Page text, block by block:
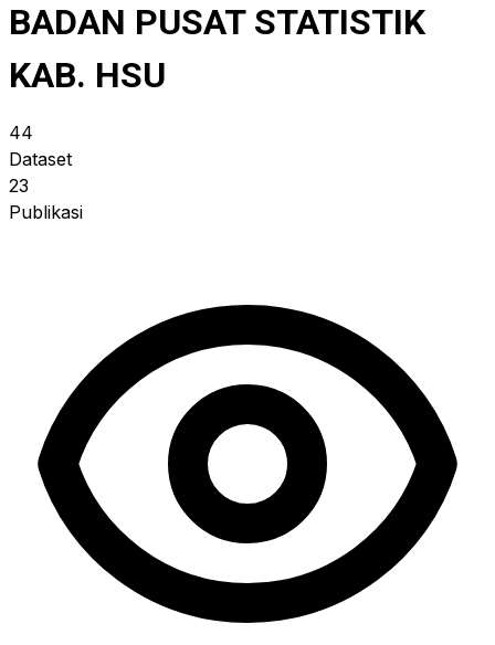
BADAN PUSAT STATISTIK
KAB. HSU
44
Dataset
23
Publikasi